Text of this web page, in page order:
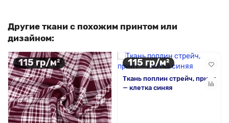
Другие ткани с похожим принтом или
дизайном:
115 гр/м² 115 гр/м²
Ткань поплин стрейч, принт
— клетка синяя